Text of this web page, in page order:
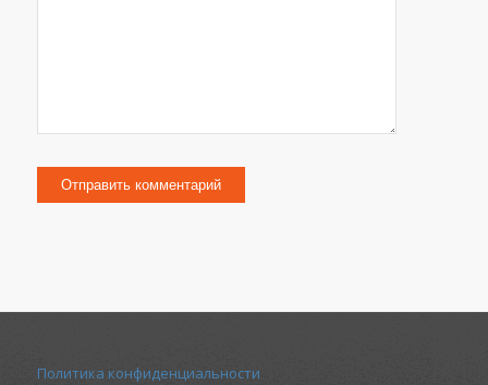
Политика конфиденциальности